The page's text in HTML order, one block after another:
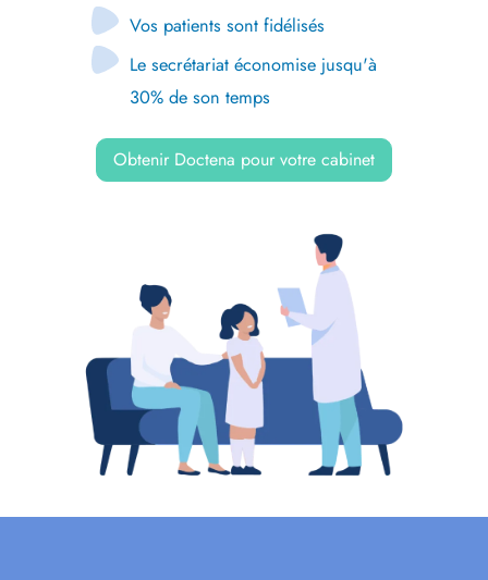
Vos patients sont fidélisés
Le secrétariat économise jusqu'à
30% de son temps
Obtenir Doctena pour votre cabinet